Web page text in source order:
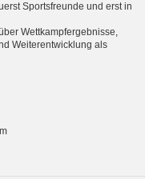
Sportsfreunde und erst in
Wettkampfergebnisse,
Weiterentwicklung als